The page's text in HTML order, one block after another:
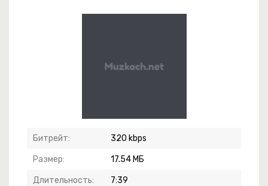
Битрейт: 320 kbps
Размер: 17.54 МБ
Длительность: 7:39